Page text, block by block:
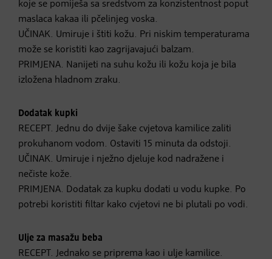
koje se pomiješa sa sredstvom za konzistentnost poput
maslaca kakaa ili pčelinjeg voska.
UČINAK. Umiruje i štiti kožu. Pri niskim temperaturama
može se koristiti kao zagrijavajući balzam.
PRIMJENA. Nanijeti na suhu kožu ili kožu koja je bila
izložena hladnom zraku.
Dodatak kupki
RECEPT. Jednu do dvije šake cvjetova kamilice zaliti
prokuhanom vodom. Ostaviti 15 minuta da odstoji.
UČINAK. Umiruje i nježno djeluje kod nadražene i
nečiste kože.
PRIMJENA. Dodatak za kupku dodati u vodu kupke. Po
potrebi koristiti filtar kako cvjetovi ne bi plutali po vodi.
Ulje za masažu beba
RECEPT. Jednako se priprema kao i ulje kamilice.